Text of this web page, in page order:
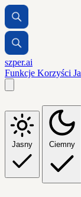
szper.ai
Funkcje Korzyści
Jasny Ciemny